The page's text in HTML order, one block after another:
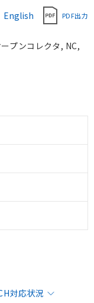
English PDF出力
プンコレクタ, NC,
対応状況